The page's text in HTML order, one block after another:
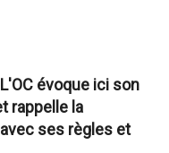
évoque ici son
rappelle la
ses règles et